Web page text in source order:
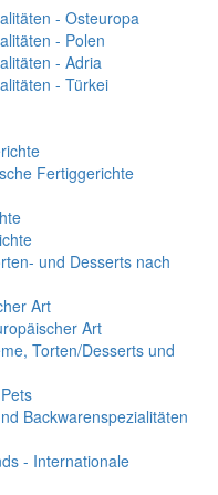
- Osteuropa
- Polen
- Adria
- Türkei
Fertiggerichte
und Desserts nach
Art
Art
Torten/Desserts und
Backwarenspezialitäten
- Internationale